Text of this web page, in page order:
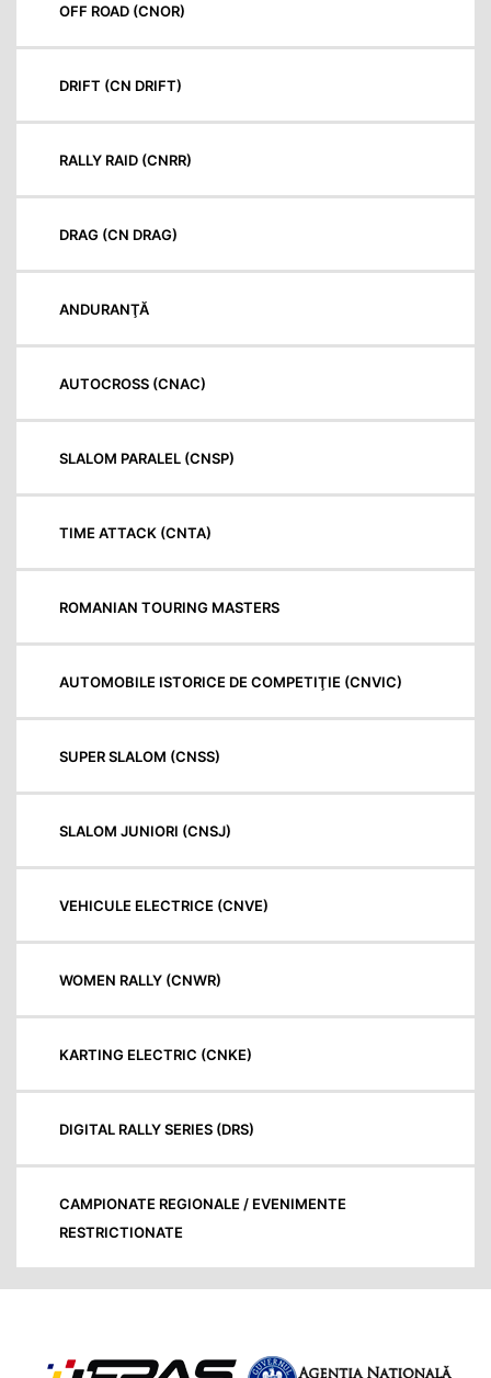
OFF ROAD (CNOR)
DRIFT (CN DRIFT)
RALLY RAID (CNRR)
DRAG (CN DRAG)
ANDURANŢĂ
AUTOCROSS (CNAC)
SLALOM PARALEL (CNSP)
TIME ATTACK (CNTA)
ROMANIAN TOURING MASTERS
AUTOMOBILE ISTORICE DE COMPETIŢIE (CNVIC)
SUPER SLALOM (CNSS)
SLALOM JUNIORI (CNSJ)
VEHICULE ELECTRICE (CNVE)
WOMEN RALLY (CNWR)
KARTING ELECTRIC (CNKE)
DIGITAL RALLY SERIES (DRS)
CAMPIONATE REGIONALE / EVENIMENTE
RESTRICTIONATE